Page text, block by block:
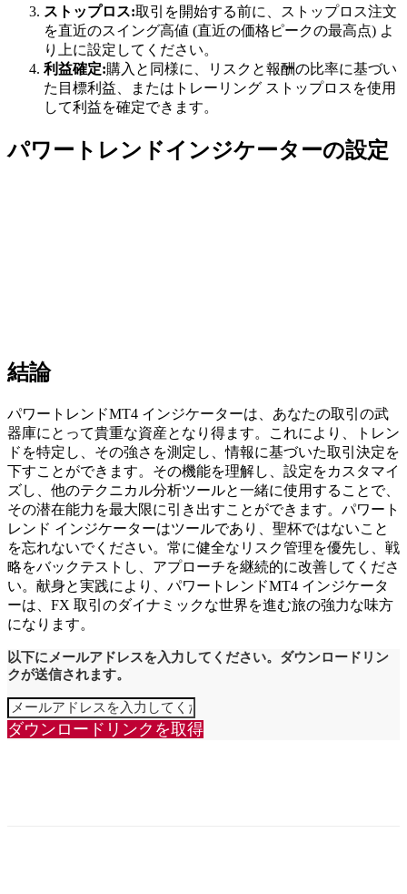
ストップロス:取引を開始する前に、ストップロス注文
を直近のスイング高値 (直近の価格ピークの最高点) よ
り上に設定してください。
利益確定:購入と同様に、リスクと報酬の比率に基づい
た目標利益、またはトレーリング ストップロスを使用
して利益を確定できます。
パワートレンドインジケーターの設定
結論
パワートレンドMT4 インジケーターは、あなたの取引の武
器庫にとって貴重な資産となり得ます。これにより、トレン
ドを特定し、その強さを測定し、情報に基づいた取引決定を
下すことができます。その機能を理解し、設定をカスタマイ
ズし、他のテクニカル分析ツールと一緒に使用することで、
その潜在能力を最大限に引き出すことができます。パワート
レンド インジケーターはツールであり、聖杯ではないこと
を忘れないでください。常に健全なリスク管理を優先し、戦
略をバックテストし、アプローチを継続的に改善してくださ
い。献身と実践により、パワートレンドMT4 インジケータ
ーは、FX 取引のダイナミックな世界を進む旅の強力な味方
になります。
以下にメールアドレスを入力してください。ダウンロードリン
クが送信されます。
ダウンロードリンクを取得